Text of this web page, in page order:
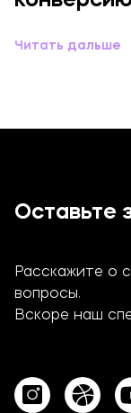
Читать дальше
Оставьте
Расскажите о
вопросы.
Вскоре наш